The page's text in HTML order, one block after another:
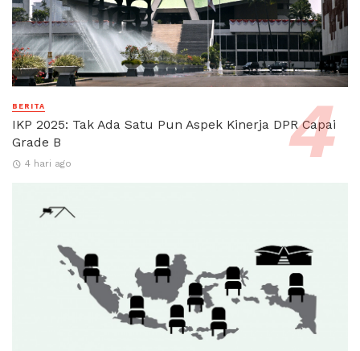
BERITA
IKP 2025: Tak Ada Satu Pun Aspek Kinerja DPR Capai
Grade B
4 hari ago